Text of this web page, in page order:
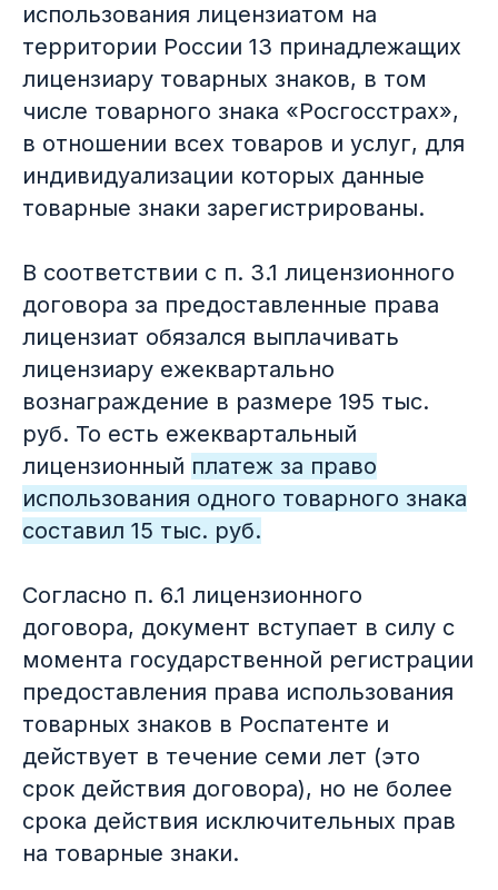
использования лицензиатом на
территории России 13 принадлежащих
лицензиару товарных знаков, в том
числе товарного знака «Росгосстрах»,
в отношении всех товаров и услуг, для
индивидуализации которых данные
товарные знаки зарегистрированы.
В соответствии с п. 3.1 лицензионного
договора за предоставленные права
лицензиат обязался выплачивать
лицензиару ежеквартально
вознаграждение в размере 195 тыс.
руб. То есть ежеквартальный
лицензионный платеж за право
использования одного товарного знака
составил 15 тыс. руб.
Согласно п. 6.1 лицензионного
договора, документ вступает в силу с
момента государственной регистрации
предоставления права использования
товарных знаков в Роспатенте и
действует в течение семи лет (это
срок действия договора), но не более
срока действия исключительных прав
на товарные знаки.